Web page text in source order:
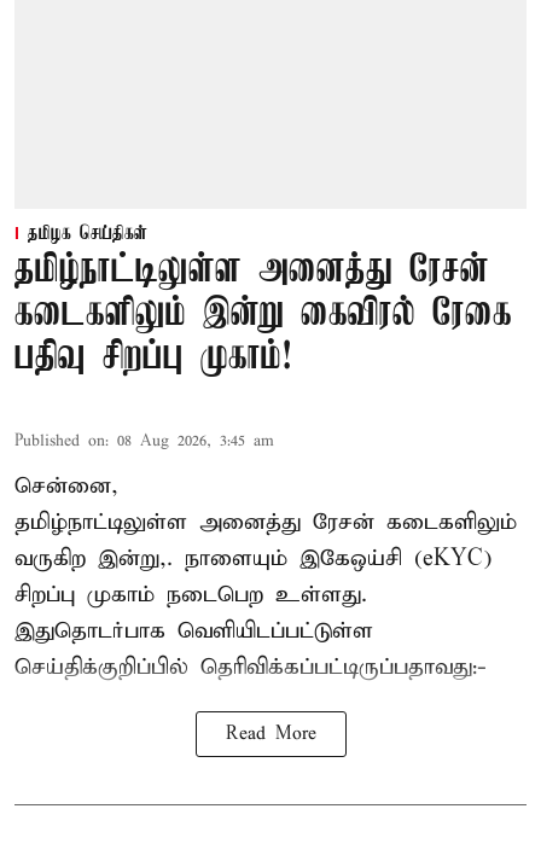
தமிழக செய்திகள்
தமிழ்நாட்டிலுள்ள அனைத்து ரேசன்
கடைகளிலும் இன்று கைவிரல் ரேகை
பதிவு சிறப்பு முகாம்!
Published on: 08 Aug 2026, 3:45 am
சென்னை,
தமிழ்நாட்டிலுள்ள அனைத்து ரேசன் கடைகளிலும்
வருகிற இன்று,. நாளையும் இகேஒய்சி (eKYC)
சிறப்பு முகாம் நடைபெற உள்ளது.
இதுதொடர்பாக வெளியிடப்பட்டுள்ள
செய்திக்குறிப்பில் தெரிவிக்கப்பட்டிருப்பதாவது:-
Read More